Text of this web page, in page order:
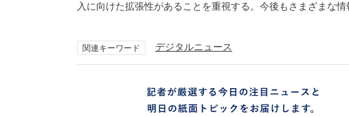
入に向けた拡張性があることを重視する。今後もさまざまな
関連キーワード デジタルニュース